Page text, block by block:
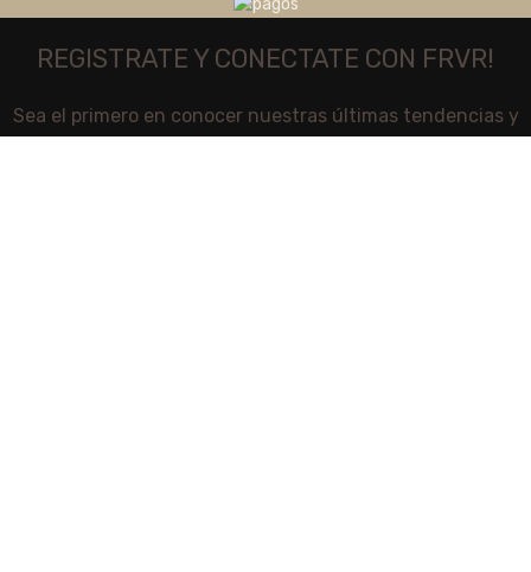
REGISTRATE Y CONECTATE CON FRVR!
Sea el primero en conocer nuestras últimas tendencias y